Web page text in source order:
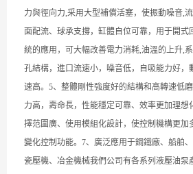
力與徑向力,采用大型補償活塞，使振動噪音,
面配流、球承支撐，缸體自位可靠，用于開式
統的應用，可大幅改善電力消耗,油溫的上升,
孔結構，進口流速小，噪音低，自吸能力好，
速高。 5、整體剛性強度好的結構和高轉速低
力高，壽命長，性能穩定可靠、效率更加理想
擇范圍廣、使用模組化設計，使控制機構更加
變化控制功能。 7、廣泛應用于鋼鐵廠、船舶
瓷壓機、冶金機械我們公司有各系列液壓油泵